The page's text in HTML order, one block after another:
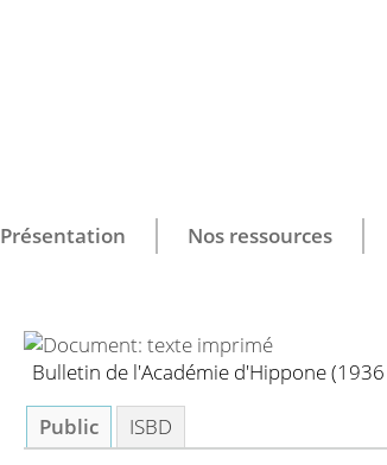
Présentation Nos ressources
Bulletin de l'Académie d'Hippone
Public
ISBD